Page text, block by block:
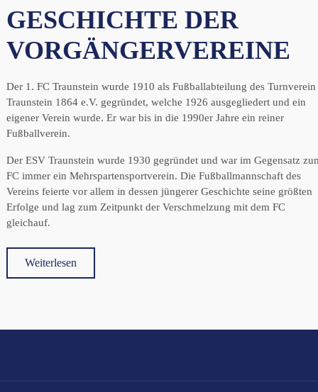
GESCHICHTE DER
VORGÄNGERVEREINE
Der 1. FC Traunstein wurde 1910 als Fußballabteilung des Turnverein
Traunstein 1864 e.V. gegründet, welche 1926 ausgegliedert und ein
eigener Verein wurde. Er war bis in die 1990er Jahre ein reiner
Fußballverein.
Der ESV Traunstein wurde 1930 gegründet und war im Gegensatz
FC immer ein Mehrspartensportverein. Die Fußballmannschaft des
Vereins feierte vor allem in dessen jüngerer Geschichte seine größten
Erfolge und lag zum Zeitpunkt der Verschmelzung mit dem FC
gleichauf.
Weiterlesen